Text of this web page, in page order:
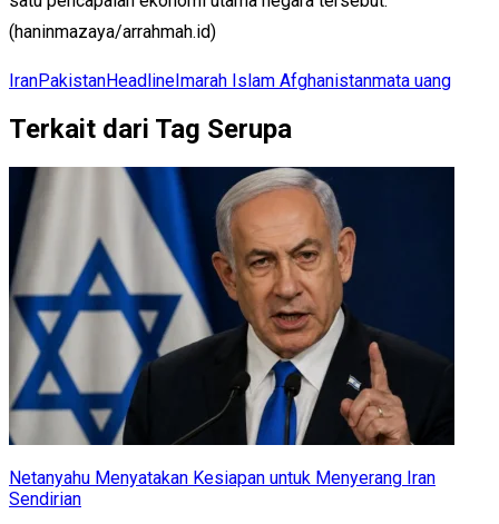
(haninmazaya/arrahmah.id)
IranPakistanHeadlineImarah Islam Afghanistanmata uang
Terkait dari Tag Serupa
Netanyahu Menyatakan Kesiapan untuk Menyerang Iran
Sendirian